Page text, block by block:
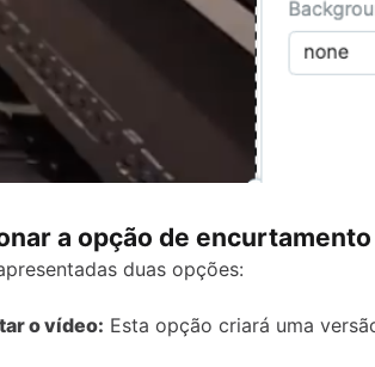
a opção de
duas opções:
o vídeo: Esta opção criará uma